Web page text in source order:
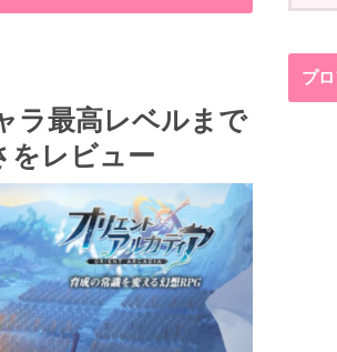
ラ最高レベルまで
をレビュー
プ